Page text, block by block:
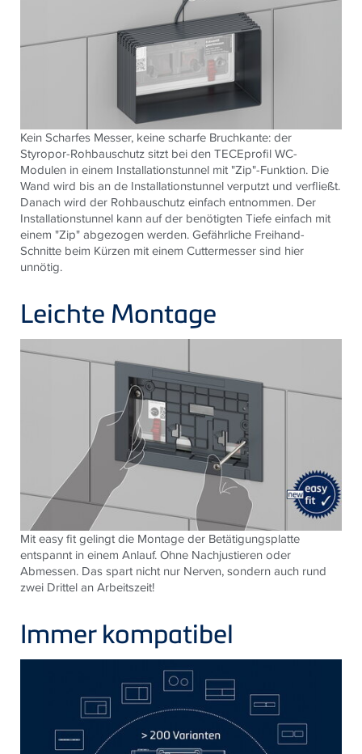
Kein Scharfes Messer, keine scharfe Bruchkante: der
Styropor-Rohbauschutz sitzt bei den TECEprofil WC-
Modulen in einem Installationstunnel mit "Zip"-Funktion. Die
Wand wird bis an de Installationstunnel verputzt und verfließt.
Danach wird der Rohbauschutz einfach entnommen. Der
Installationstunnel kann auf der benötigten Tiefe einfach mit
einem "Zip" abgezogen werden. Gefährliche Freihand-
Schnitte beim Kürzen mit einem Cuttermesser sind hier
unnötig.
Leichte Montage
Mit easy fit gelingt die Montage der Betätigungsplatte
entspannt in einem Anlauf. Ohne Nachjustieren oder
Abmessen. Das spart nicht nur Nerven, sondern auch rund
zwei Drittel an Arbeitszeit!
Immer kompatibel